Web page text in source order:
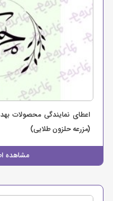
اعطای نمایندگی محصولات
(مزرعه حلزون طلایی)
مشاهده